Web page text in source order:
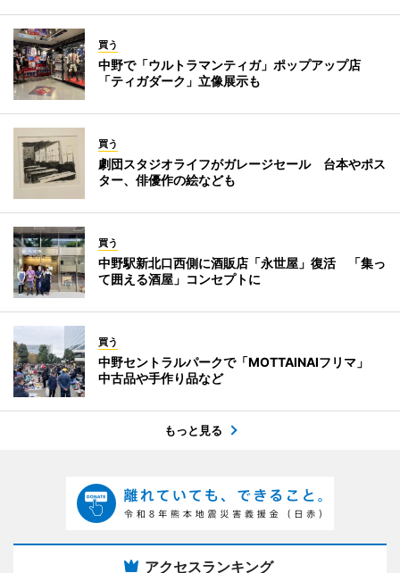
買う
中野で「ウルトラマンティガ」ポップアップ店
「ティガダーク」立像展示も
買う
劇団スタジオライフがガレージセール 台本やポス
ター、俳優作の絵なども
買う
中野駅新北口西側に酒販店「永世屋」復活 「集っ
て囲える酒屋」コンセプトに
買う
中野セントラルパークで「MOTTAINAIフリマ」
中古品や手作り品など
もっと見る
アクセスランキング